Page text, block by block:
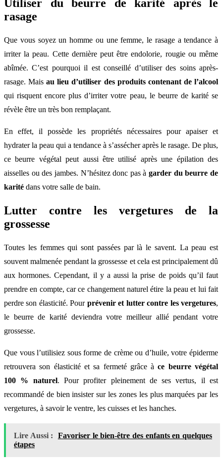
Utiliser du beurre de karité après le
rasage
Que vous soyez un homme ou une femme, le rasage a tendance à
irriter la peau. Cette dernière peut être endolorie, rougie ou même
abîmée. C’est pourquoi il est conseillé d’utiliser des soins après-
rasage. Maisau lieu d’utiliser des produits contenant de l’alcool
qui risquent encore plus d’irriter votre peau, le beurre de karité se
révèle être un très bon remplaçant.
En effet, il possède les propriétés nécessaires pour apaiser et
hydrater la peau qui a tendance à s’assécher après le rasage. De plus,
ce beurre végétal peut aussi être utilisé après une épilation des
aisselles ou des jambes. N’hésitez donc pas àgarder du beurre de
karité dans votre salle de bain.
Lutter contre les vergetures de la
grossesse
Toutes les femmes qui sont passées par là le savent. La peau est
souvent malmenée pendant la grossesse et cela est principalement dû
aux hormones. Cependant, il y a aussi la prise de poids qu’il faut
prendre en compte, car ce changement naturel étire la peau et lui fait
perdre son élasticité. Pourprévenir et lutter contre les vergetures,
le beurre de karité deviendra votre meilleur allié pendant votre
grossesse.
Que vous l’utilisiez sous forme de crème ou d’huile, votre épiderme
retrouvera son élasticité et sa fermeté grâce àce beurre végétal
100 % naturel. Pour profiter pleinement de ses vertus, il est
recommandé de bien insister sur les zones les plus marquées par les
vergetures, à savoir le ventre, les cuisses et les hanches.
Lire Aussi :
Favoriser le bien-être des enfants en quelques
étapes